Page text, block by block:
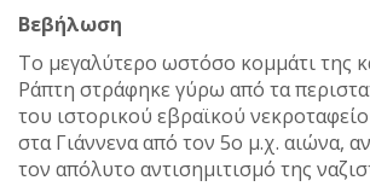
Βεβήλωση
Το μεγαλύτερο ωστόσο κομμάτι της
Ράπτη στράφηκε γύρω από τα
του ιστορικού εβραϊκού
στα Γιάννενα από τον 5ο μ.χ. αιώνα,
τον απόλυτο αντισημιτισμό της